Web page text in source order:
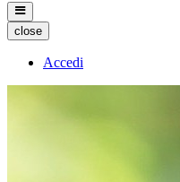
close
Accedi